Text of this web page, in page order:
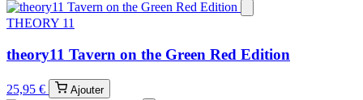
THEORY 11
theory11 Tavern on the Green Red Edition
25,95 € Ajouter